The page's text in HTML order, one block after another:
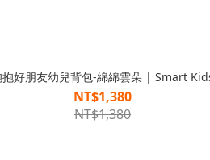
抱好朋友幼兒背包-綿綿雲朵 | Smart
NT$1,380
NT$1,380